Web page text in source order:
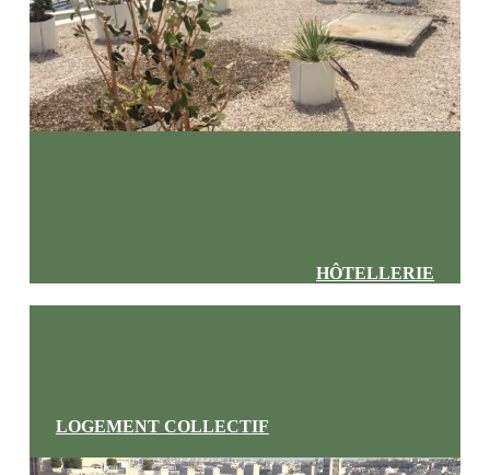
HÔTELLERIE
LOGEMENT COLLECTIF